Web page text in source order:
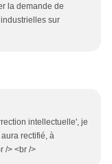
la demande de
sur
intellectuelle', je
rectifié, à
/> <br />